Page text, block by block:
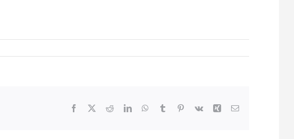
Facebook RedditLinkedInWhatsApp
Tumblr Pinterest
Vk Xing Email